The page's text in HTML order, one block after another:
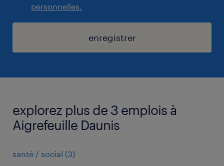
personnelles.
enregistrer
explorez plus de 3 emplois à
Aigrefeuille Daunis
santé / social (3)